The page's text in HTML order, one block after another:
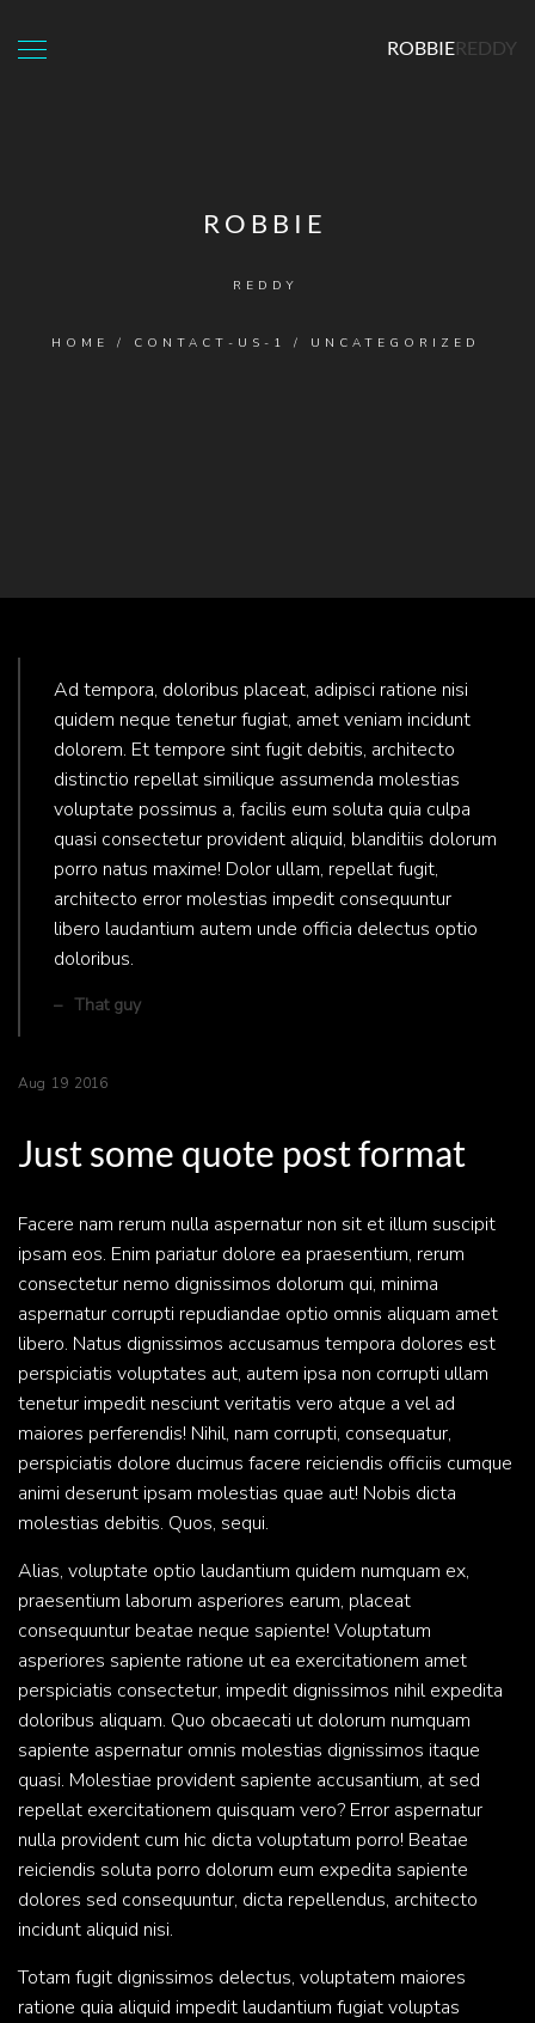
ROBBIEREDDY
ROBBIE
REDDY
HOME / CONTACT-US-1 / UNCATEGORIZED
Ad tempora, doloribus placeat, adipisci ratione nisi
quidem neque tenetur fugiat, amet veniam incidunt
dolorem. Et tempore sint fugit debitis, architecto
distinctio repellat similique assumenda molestias
voluptate possimus a, facilis eum soluta quia culpa
quasi consectetur provident aliquid, blanditiis dolorum
porro natus maxime! Dolor ullam, repellat fugit,
architecto error molestias impedit consequuntur
libero laudantium autem unde officia delectus optio
doloribus.
That guy
Aug 19 2016
Just some quote post format
Facere nam rerum nulla aspernatur non sit et illum suscipit
ipsam eos. Enim pariatur dolore ea praesentium, rerum
consectetur nemo dignissimos dolorum qui, minima
aspernatur corrupti repudiandae optio omnis aliquam amet
libero. Natus dignissimos accusamus tempora dolores est
perspiciatis voluptates aut, autem ipsa non corrupti ullam
tenetur impedit nesciunt veritatis vero atque a vel ad
maiores perferendis! Nihil, nam corrupti, consequatur,
perspiciatis dolore ducimus facere reiciendis officiis cumque
animi deserunt ipsam molestias quae aut! Nobis dicta
molestias debitis. Quos, sequi.
Alias, voluptate optio laudantium quidem numquam ex,
praesentium laborum asperiores earum, placeat
consequuntur beatae neque sapiente! Voluptatum
asperiores sapiente ratione ut ea exercitationem amet
perspiciatis consectetur, impedit dignissimos nihil expedita
doloribus aliquam. Quo obcaecati ut dolorum numquam
sapiente aspernatur omnis molestias dignissimos itaque
quasi. Molestiae provident sapiente accusantium, at sed
repellat exercitationem quisquam vero? Error aspernatur
nulla provident cum hic dicta voluptatum porro! Beatae
reiciendis soluta porro dolorum eum expedita sapiente
dolores sed consequuntur, dicta repellendus, architecto
incidunt aliquid nisi.
Totam fugit dignissimos delectus, voluptatem maiores
ratione quia aliquid impedit laudantium fugiat voluptas